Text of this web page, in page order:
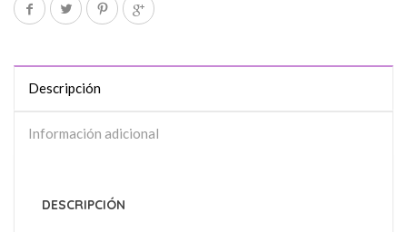
Descripción
Información adicional
DESCRIPCIÓN